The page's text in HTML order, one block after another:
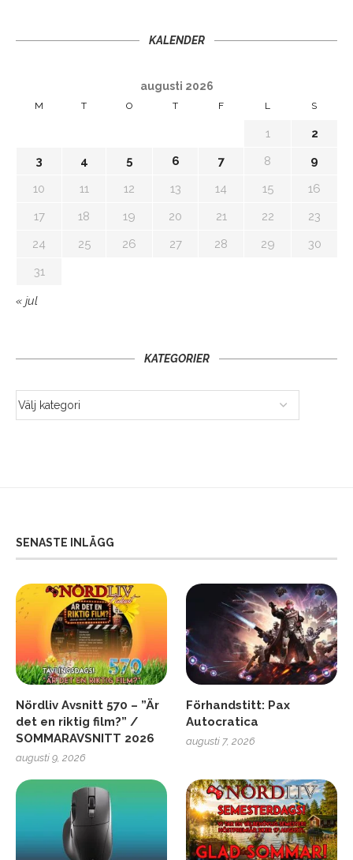
KALENDER
augusti 2026
M T O T F L S
1
2
3
4 5 6 7 8
9
10
11 12 13 14 15
16
17
18 19 20 21 22
23
24
25 26 27 28 29
30
31
« jul
KATEGORIER
SENASTE INLÄGG
Nördliv Avsnitt 570 – ”Är
det en riktig film?” /
SOMMARAVSNITT 2026
augusti 9, 2026
Förhandstitt: Pax
Autocratica
augusti 7, 2026